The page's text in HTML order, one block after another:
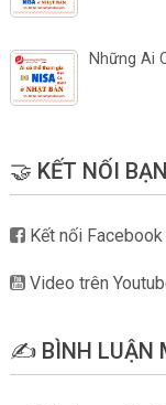
Những Ai
🤝 KẾT NỐI
Kết nối Facebook
Video trên
✍️ BÌNH LUẬN